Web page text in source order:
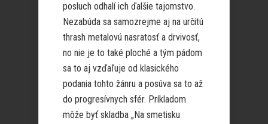
posluch odhalí ich ďalšie tajomstvo.
Nezabúda sa samozrejme aj na určitú
thrash metalovú nasratosť a drvivosť,
no nie je to také ploché a tým pádom
sa to aj vzďaľuje od klasického
podania tohto žánru a posúva sa to až
do progresívnych sfér. Príkladom
môže byť skladba „Na smetisku